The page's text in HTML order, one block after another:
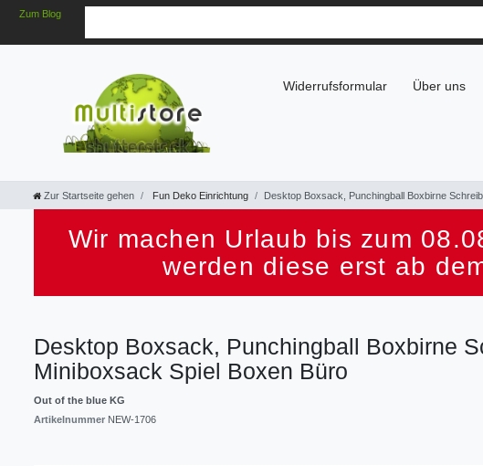
Zum Blog
Widerrufsformular Über uns
Zur Startseite gehen Fun Deko Einrichtung Desktop Boxsack, Punchingball Boxbirne
Wir machen Urlaub bis zum
werden diese erst ab
Desktop Boxsack, Punchingball Boxbirne
Miniboxsack Spiel Boxen Büro
Out of the blue KG
Artikelnummer NEW-1706